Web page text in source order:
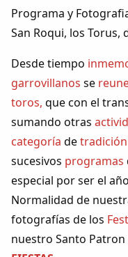
Biblioteca
Periódico
Foros
Idiosincrasia
Diccionario
Traductor
Programa y
San Roqui, los Torus,
Desde tiempo
garrovillanos se
toros, que con el
sumando otras
categoría detradición
sucesivos programas
especial por ser el
Normalidad de
fotografías de los
nuestro Santo Patron